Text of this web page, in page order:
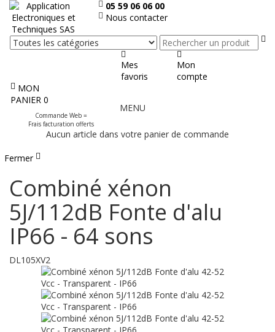
05 59 06 06 00
Nous contacter
Mes
favoris
Mon
compte
MON
PANIER 0
Commande Web =
Frais facturation offerts
le
MENU
Aucun article dans votre panier de commande
Fermer
Combiné xénon
5J/112dB Fonte d'alu
IP66 - 64 sons
DL105XV2